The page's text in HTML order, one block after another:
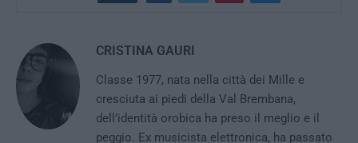
CRISTINA GAURI
Classe 1977, nata nella città dei Mille e
cresciuta ai piedi della Val Brembana,
dell’identità orobica ha preso il meglio e il
peggio. Ex musicista elettronica, ha passato